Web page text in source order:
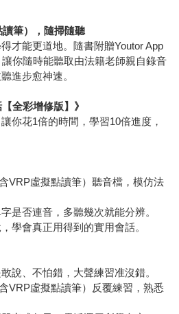
筆），隨掃隨聽
才能更道地。隨書附贈Youtor App
讓你隨時能聽取由法籍老師親自錄音
進步愈神速。
全彩增修版】》
你花1倍的時間，學習10倍進度，
VRP虛擬點讀筆）聽音檔，模仿法
是否連音，多聽幾次就能分辨。
學會真正用得到的實用會話。
說、不怕錯，大聲練習准沒錯。
VRP虛擬點讀筆）反覆練習，熟悉